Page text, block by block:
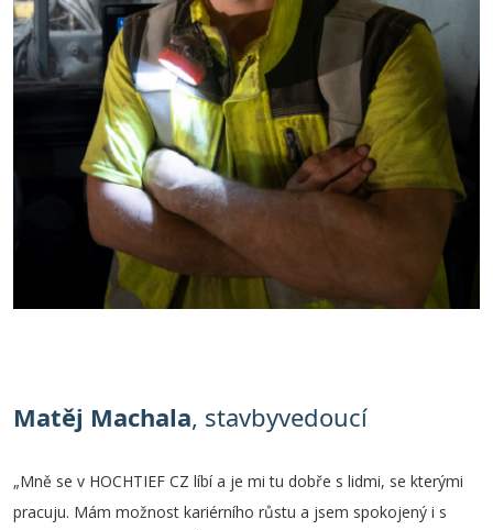
Matěj Machala, stavbyvedoucí
„Mně se v HOCHTIEF CZ líbí a je mi tu dobře s lidmi, se kterými
pracuju. Mám možnost kariérního růstu a jsem spokojený i s